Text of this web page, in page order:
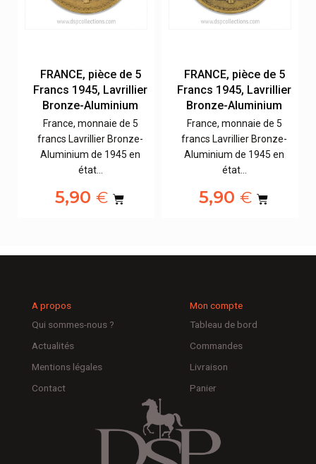
FRANCE, pièce de 5
Francs 1945, Lavrillier
Bronze-Aluminium
France, monnaie de 5
francs Lavrillier Bronze-
Aluminium de 1945 en
état…
5,90 €
FRANCE, pièce de 5
Francs 1945, Lavrillier
Bronze-Aluminium
France, monnaie de 5
francs Lavrillier Bronze-
Aluminium de 1945 en
état…
5,90 €
A propos
Qui sommes-nous ?
Actualités
Mentions légales
Contact
Mon compte
Tableau de bord
Commandes
Livraison
Panier